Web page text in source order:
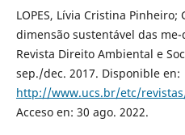
LOPES, Lívia Cristina Pinheiro;
dimensão sustentável das
Revista Direito Ambiental e
sep./dec. 2017. Disponible en:
http://www.ucs.br/etc/
Acceso en: 30 ago. 2022.